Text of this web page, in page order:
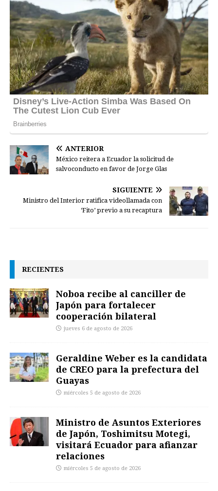
ANTERIOR
México reitera a Ecuador la solicitud de
salvoconducto en favor de Jorge Glas
SIGUIENTE
Ministro del Interior ratifica videollamada con
‘Fito’ previo a su recaptura
RECIENTES
Noboa recibe al canciller de
Japón para fortalecer
cooperación bilateral
jueves 6 de agosto de 2026
Geraldine Weber es la candidata
de CREO para la prefectura del
Guayas
miércoles 5 de agosto de 2026
Ministro de Asuntos Exteriores
de Japón, Toshimitsu Motegi,
visitará Ecuador para afianzar
relaciones
miércoles 5 de agosto de 2026